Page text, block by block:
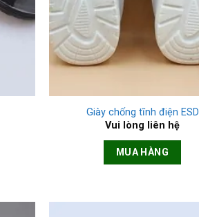
Giày chống tĩnh điện ESD
Vui lòng liên hệ
MUA HÀNG